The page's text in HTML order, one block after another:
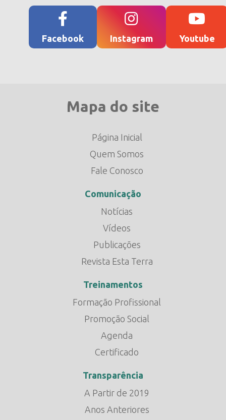
Facebook Instagram Youtube
Mapa do site
Página Inicial
Quem Somos
Fale Conosco
Comunicação
Notícias
Vídeos
Publicações
Revista Esta Terra
Treinamentos
Formação Profissional
Promoção Social
Agenda
Certificado
Transparência
A Partir de 2019
Anos Anteriores